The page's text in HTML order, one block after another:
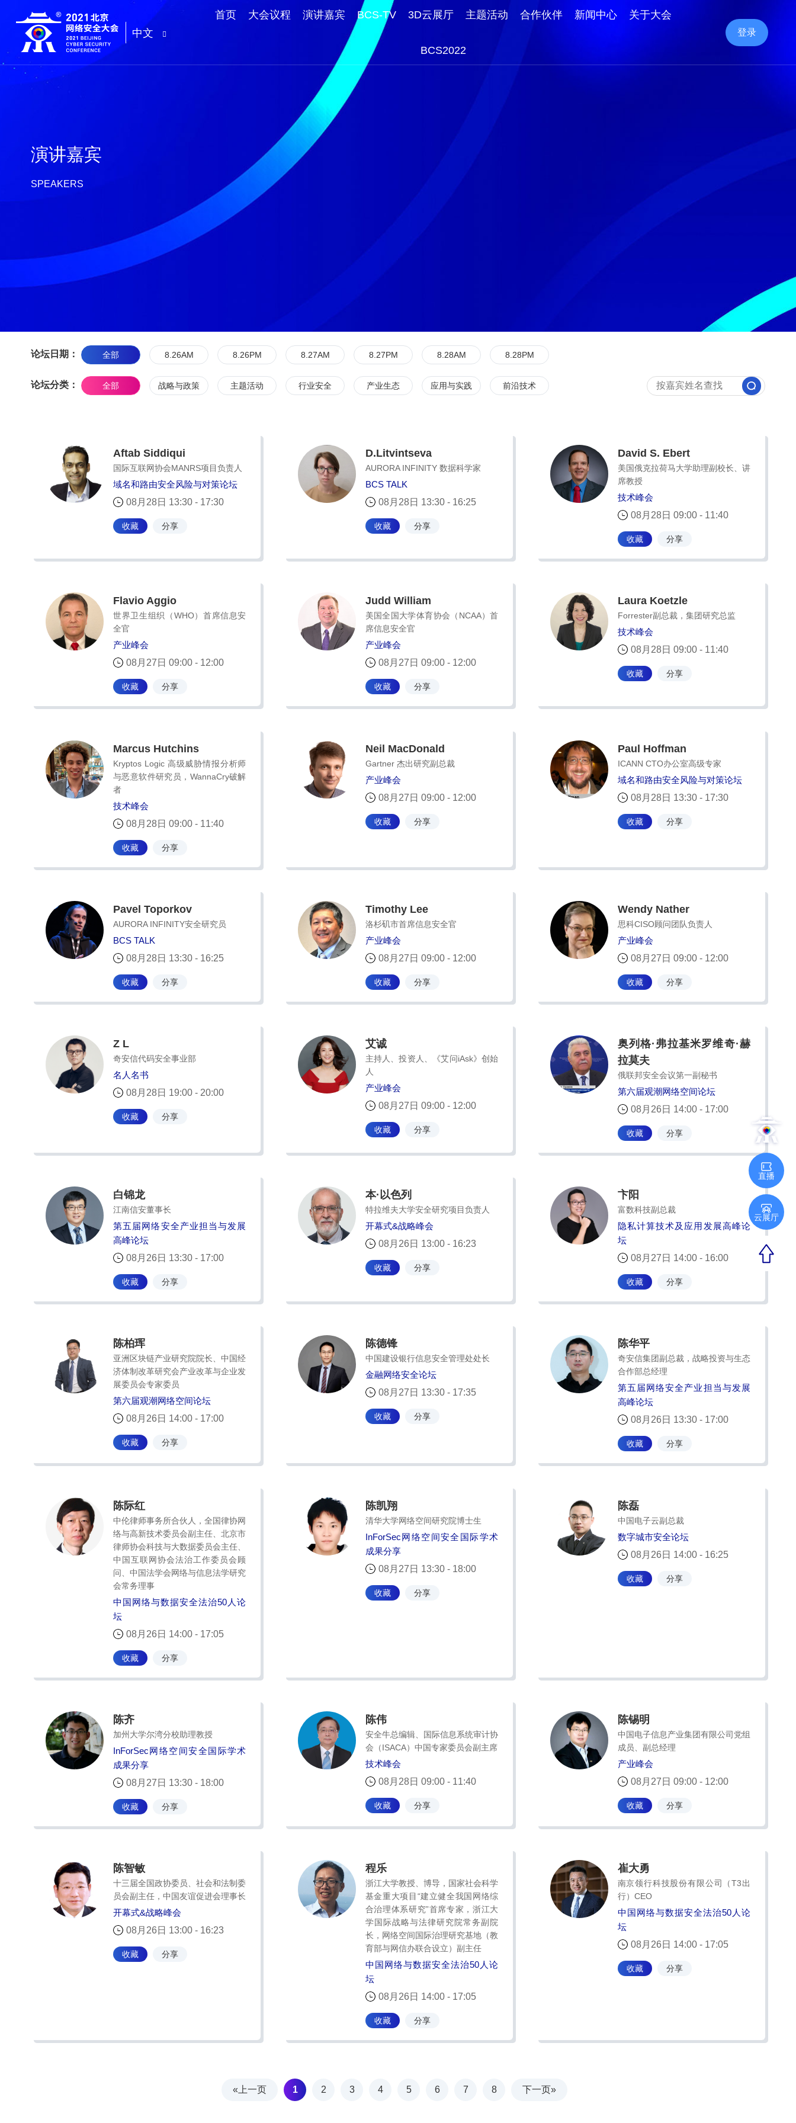
中文
首页 大会议程 演讲嘉宾 BCS-TV 3D云展厅 主题活动 合作伙伴 新闻中心 关于大会
BCS2022
登录
演讲嘉宾
SPEAKERS
论坛日期： 全部 8.26AM 8.26PM 8.27AM 8.27PM 8.28AM 8.28PM
论坛分类： 全部 战略与政策 主题活动 行业安全 产业生态 应用与实践 前沿技术
Aftab Siddiqui
国际互联网协会MANRS项目负责人
域名和路由安全风险与对策论坛
08月28日 13:30 - 17:30
收藏 分享
D.Litvintseva
AURORA INFINITY 数据科学家
BCS TALK
08月28日 13:30 - 16:25
收藏 分享
David S. Ebert
美国俄克拉荷马大学助理副校长、讲
席教授
技术峰会
08月28日 09:00 - 11:40
收藏 分享
Flavio Aggio
世界卫生组织（WHO）首席信息安
全官
产业峰会
08月27日 09:00 - 12:00
收藏 分享
Judd William
美国全国大学体育协会（NCAA）首
席信息安全官
产业峰会
08月27日 09:00 - 12:00
收藏 分享
Laura Koetzle
Forrester副总裁，集团研究总监
技术峰会
08月28日 09:00 - 11:40
收藏 分享
Marcus Hutchins
Kryptos Logic 高级威胁情报分析师
与恶意软件研究员，WannaCry破解
者
技术峰会
08月28日 09:00 - 11:40
收藏 分享
Neil MacDonald
Gartner 杰出研究副总裁
产业峰会
08月27日 09:00 - 12:00
收藏 分享
Paul Hoffman
ICANN CTO办公室高级专家
域名和路由安全风险与对策论坛
08月28日 13:30 - 17:30
收藏 分享
Pavel Toporkov
AURORA INFINITY安全研究员
BCS TALK
08月28日 13:30 - 16:25
收藏 分享
Timothy Lee
洛杉矶市首席信息安全官
产业峰会
08月27日 09:00 - 12:00
收藏 分享
Wendy Nather
思科CISO顾问团队负责人
产业峰会
08月27日 09:00 - 12:00
收藏 分享
Z L
奇安信代码安全事业部
名人名书
08月28日 19:00 - 20:00
收藏 分享
艾诚
主持人、投资人、《艾问iAsk》创始
人
产业峰会
08月27日 09:00 - 12:00
收藏 分享
奥列格·弗拉基米罗维奇·赫
拉莫夫
俄联邦安全会议第一副秘书
第六届观潮网络空间论坛
08月26日 14:00 - 17:00
收藏 分享
白锦龙
江南信安董事长
第五届网络安全产业担当与发展
高峰论坛
08月26日 13:30 - 17:00
收藏 分享
本·以色列
特拉维夫大学安全研究项目负责人
开幕式&战略峰会
08月26日 13:00 - 16:23
收藏 分享
卞阳
富数科技副总裁
隐私计算技术及应用发展高峰论
坛
08月27日 14:00 - 16:00
收藏 分享
陈柏珲
亚洲区块链产业研究院院长、中国经
济体制改革研究会产业改革与企业发
展委员会专家委员
第六届观潮网络空间论坛
08月26日 14:00 - 17:00
收藏 分享
陈德锋
中国建设银行信息安全管理处处长
金融网络安全论坛
08月27日 13:30 - 17:35
收藏 分享
陈华平
奇安信集团副总裁，战略投资与生态
合作部总经理
第五届网络安全产业担当与发展
高峰论坛
08月26日 13:30 - 17:00
收藏 分享
陈际红
中伦律师事务所合伙人，全国律协网
络与高新技术委员会副主任、北京市
律师协会科技与大数据委员会主任、
中国互联网协会法治工作委员会顾
问、中国法学会网络与信息法学研究
会常务理事
中国网络与数据安全法治50人论
坛
08月26日 14:00 - 17:05
收藏 分享
陈凯翔
清华大学网络空间研究院博士生
InForSec网络空间安全国际学术
成果分享
08月27日 13:30 - 18:00
收藏 分享
陈磊
中国电子云副总裁
数字城市安全论坛
08月26日 14:00 - 16:25
收藏 分享
陈齐
加州大学尔湾分校助理教授
InForSec网络空间安全国际学术
成果分享
08月27日 13:30 - 18:00
收藏 分享
陈伟
安全牛总编辑、国际信息系统审计协
会（ISACA）中国专家委员会副主席
技术峰会
08月28日 09:00 - 11:40
收藏 分享
陈锡明
中国电子信息产业集团有限公司党组
成员、副总经理
产业峰会
08月27日 09:00 - 12:00
收藏 分享
陈智敏
十三届全国政协委员、社会和法制委
员会副主任，中国友谊促进会理事长
开幕式&战略峰会
08月26日 13:00 - 16:23
收藏 分享
程乐
浙江大学教授、博导，国家社会科学
基金重大项目“建立健全我国网络综
合治理体系研究”首席专家，浙江大
学国际战略与法律研究院常务副院
长，网络空间国际治理研究基地（教
育部与网信办联合设立）副主任
中国网络与数据安全法治50人论
坛
08月26日 14:00 - 17:05
收藏 分享
崔大勇
南京领行科技股份有限公司（T3出
行）CEO
中国网络与数据安全法治50人论
坛
08月26日 14:00 - 17:05
收藏 分享
«上一页 1 2 3 4 5 6 7 8 下一页»
直播
云展厅